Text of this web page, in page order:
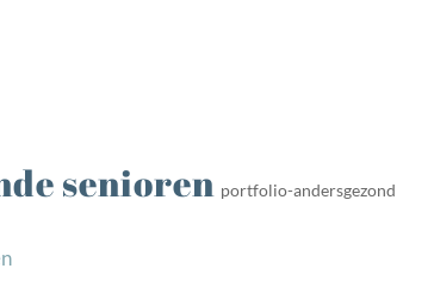
senioren portfolio-andersgezond